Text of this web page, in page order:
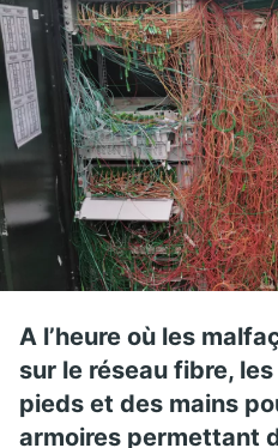
A l’heure où les
sur le réseau fibre,
pieds et des mains
armoires permettant